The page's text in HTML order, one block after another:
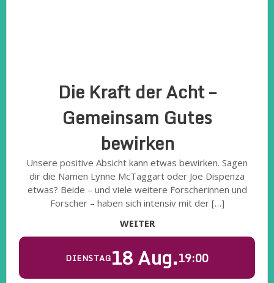
Die Kraft der Acht –
Gemeinsam Gutes
bewirken
Unsere positive Absicht kann etwas bewirken. Sagen
dir die Namen Lynne McTaggart oder Joe Dispenza
etwas? Beide – und viele weitere Forscherinnen und
Forscher – haben sich intensiv mit der […]
WEITER
DIENSTAG18 Aug.19:00